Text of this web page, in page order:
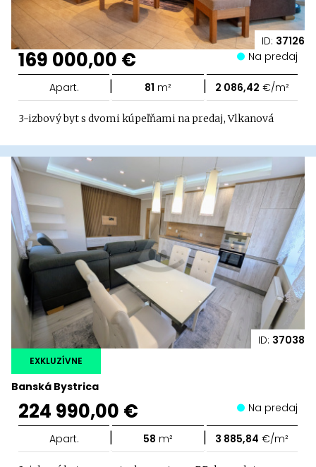
ID: 37126
169 000,00 € Na predaj
Apart. | 81 m² | 2 086,42 €/m²
3-izbový byt s dvomi kúpeľňami na predaj, Vlkanová
ID: 37038
Banská Bystrica
EXKLUZÍVNE
224 990,00 € Na predaj
Apart. | 58 m² | 3 885,84 €/m²